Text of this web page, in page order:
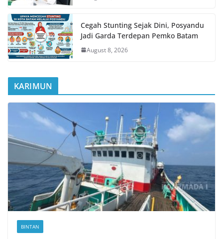
Cegah Stunting Sejak Dini, Posyandu
Jadi Garda Terdepan Pemko Batam
August 8, 2026
KARIMUN
BINTAN